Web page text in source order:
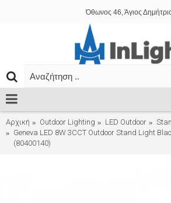
Όθωνος 46, Άγιος
Αρχική Outdoor Lighting LED Outdoor
Geneva LED 8W 3CCT Outdoor Stand Light
(80400140)